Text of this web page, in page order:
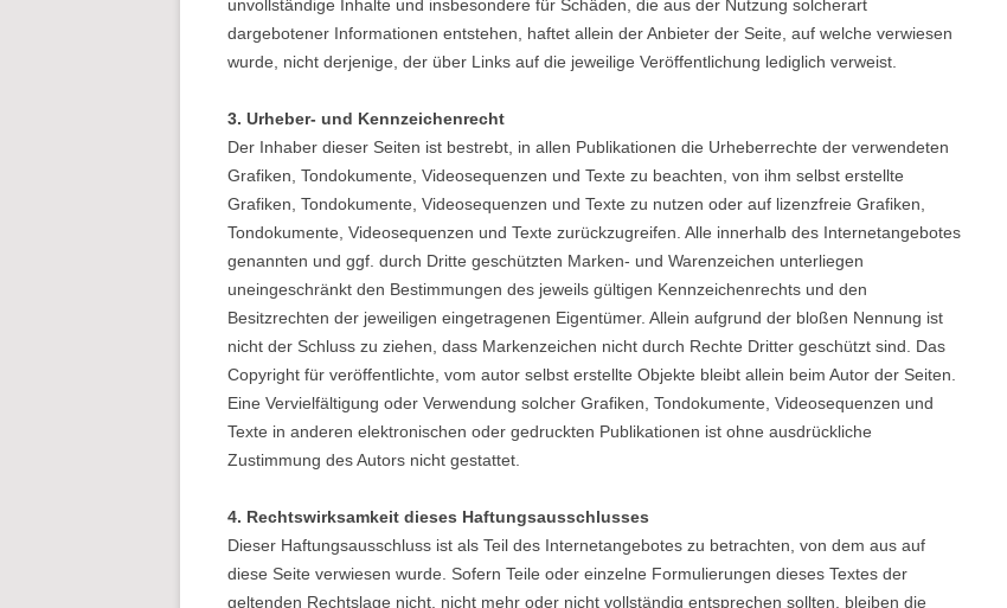
unvollständige Inhalte und insbesondere für Schäden, die aus der Nutzung solcherart
dargebotener Informationen entstehen, haftet allein der Anbieter der Seite, auf welche verwiesen
wurde, nicht derjenige, der über Links auf die jeweilige Veröffentlichung lediglich verweist.
3. Urheber- und Kennzeichenrecht
Der Inhaber dieser Seiten ist bestrebt, in allen Publikationen die Urheberrechte der verwendeten
Grafiken, Tondokumente, Videosequenzen und Texte zu beachten, von ihm selbst erstellte
Grafiken, Tondokumente, Videosequenzen und Texte zu nutzen oder auf lizenzfreie Grafiken,
Tondokumente, Videosequenzen und Texte zurückzugreifen. Alle innerhalb des Internetangebotes
genannten und ggf. durch Dritte geschützten Marken- und Warenzeichen unterliegen
uneingeschränkt den Bestimmungen des jeweils gültigen Kennzeichenrechts und den
Besitzrechten der jeweiligen eingetragenen Eigentümer. Allein aufgrund der bloßen Nennung ist
nicht der Schluss zu ziehen, dass Markenzeichen nicht durch Rechte Dritter geschützt sind. Das
Copyright für veröffentlichte, vom autor selbst erstellte Objekte bleibt allein beim Autor der Seiten.
Eine Vervielfältigung oder Verwendung solcher Grafiken, Tondokumente, Videosequenzen und
Texte in anderen elektronischen oder gedruckten Publikationen ist ohne ausdrückliche
Zustimmung des Autors nicht gestattet.
4. Rechtswirksamkeit dieses Haftungsausschlusses
Dieser Haftungsausschluss ist als Teil des Internetangebotes zu betrachten, von dem aus auf
diese Seite verwiesen wurde. Sofern Teile oder einzelne Formulierungen dieses Textes der
geltenden Rechtslage nicht, nicht mehr oder nicht vollständig entsprechen sollten, bleiben die